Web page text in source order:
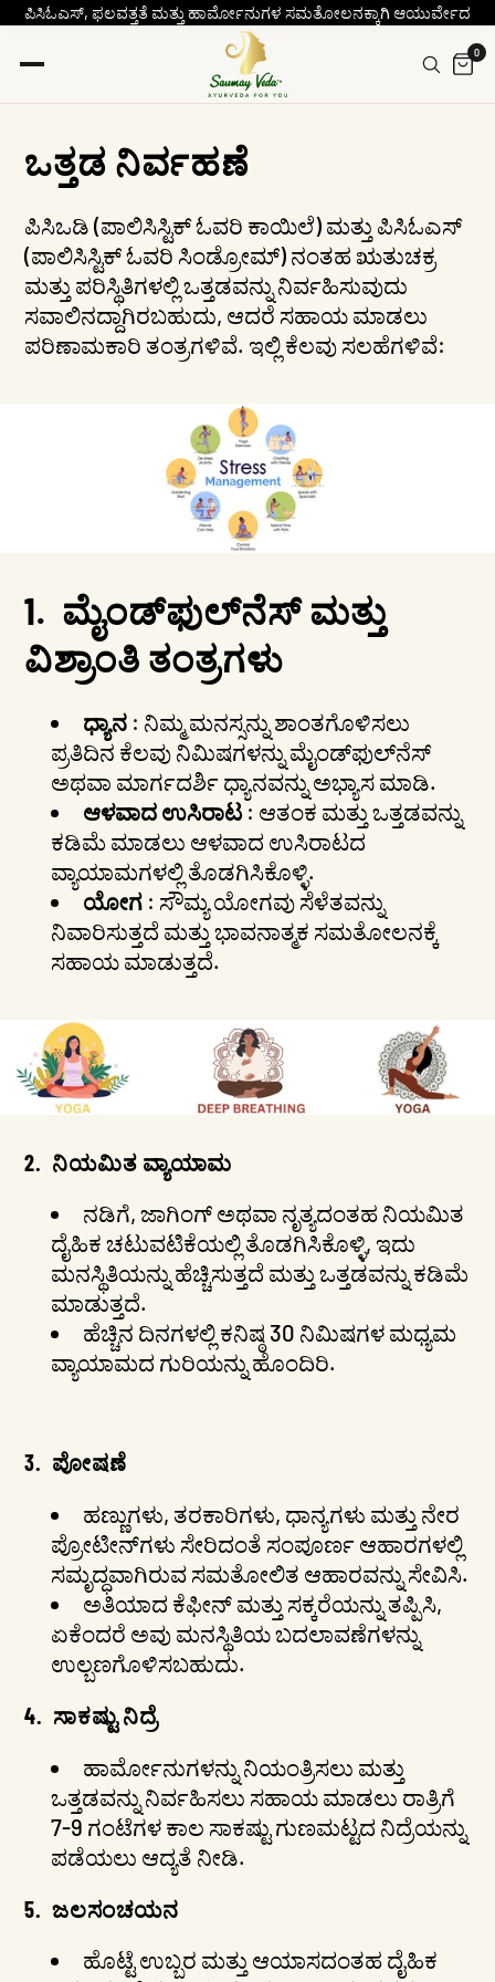
ಪಿಸಿಓಎಸ್, ಫಲವತ್ತತೆ ಮತ್ತು ಹಾರ್ಮೋನುಗಳ ಸಮತೋಲನಕ್ಕಾಗಿ ಆಯುರ್ವೇದ
0
ಒತ್ತಡ ನಿರ್ವಹಣೆ
ಪಿಸಿಒಡಿ (ಪಾಲಿಸಿಸ್ಟಿಕ್ ಓವರಿ ಕಾಯಿಲೆ) ಮತ್ತು ಪಿಸಿಓಎಸ್
(ಪಾಲಿಸಿಸ್ಟಿಕ್ ಓವರಿ ಸಿಂಡ್ರೋಮ್) ನಂತಹ ಋತುಚಕ್ರ
ಮತ್ತು ಪರಿಸ್ಥಿತಿಗಳಲ್ಲಿ ಒತ್ತಡವನ್ನು ನಿರ್ವಹಿಸುವುದು
ಸವಾಲಿನದ್ದಾಗಿರಬಹುದು, ಆದರೆ ಸಹಾಯ ಮಾಡಲು
ಪರಿಣಾಮಕಾರಿ ತಂತ್ರಗಳಿವೆ. ಇಲ್ಲಿ ಕೆಲವು ಸಲಹೆಗಳಿವೆ:
1. ಮೈಂಡ್‌ಫುಲ್‌ನೆಸ್ ಮತ್ತು
ವಿಶ್ರಾಂತಿ ತಂತ್ರಗಳು
ಧ್ಯಾನ: ನಿಮ್ಮ ಮನಸ್ಸನ್ನು ಶಾಂತಗೊಳಿಸಲು
ಪ್ರತಿದಿನ ಕೆಲವು ನಿಮಿಷಗಳನ್ನು ಮೈಂಡ್‌ಫುಲ್‌ನೆಸ್
ಅಥವಾ ಮಾರ್ಗದರ್ಶಿ ಧ್ಯಾನವನ್ನು ಅಭ್ಯಾಸ ಮಾಡಿ.
ಆಳವಾದ ಉಸಿರಾಟ: ಆತಂಕ ಮತ್ತು ಒತ್ತಡವನ್ನು
ಕಡಿಮೆ ಮಾಡಲು ಆಳವಾದ ಉಸಿರಾಟದ
ವ್ಯಾಯಾಮಗಳಲ್ಲಿ ತೊಡಗಿಸಿಕೊಳ್ಳಿ.
ಯೋಗ: ಸೌಮ್ಯ ಯೋಗವು ಸೆಳೆತವನ್ನು
ನಿವಾರಿಸುತ್ತದೆ ಮತ್ತು ಭಾವನಾತ್ಮಕ ಸಮತೋಲನಕ್ಕೆ
ಸಹಾಯ ಮಾಡುತ್ತದೆ.
2. ನಿಯಮಿತ ವ್ಯಾಯಾಮ
ನಡಿಗೆ, ಜಾಗಿಂಗ್ ಅಥವಾ ನೃತ್ಯದಂತಹ ನಿಯಮಿತ
ದೈಹಿಕ ಚಟುವಟಿಕೆಯಲ್ಲಿ ತೊಡಗಿಸಿಕೊಳ್ಳಿ, ಇದು
ಮನಸ್ಥಿತಿಯನ್ನು ಹೆಚ್ಚಿಸುತ್ತದೆ ಮತ್ತು ಒತ್ತಡವನ್ನು ಕಡಿಮೆ
ಮಾಡುತ್ತದೆ.
ಹೆಚ್ಚಿನ ದಿನಗಳಲ್ಲಿ ಕನಿಷ್ಠ 30 ನಿಮಿಷಗಳ ಮಧ್ಯಮ
ವ್ಯಾಯಾಮದ ಗುರಿಯನ್ನು ಹೊಂದಿರಿ.
3. ಪೋಷಣೆ
ಹಣ್ಣುಗಳು, ತರಕಾರಿಗಳು, ಧಾನ್ಯಗಳು ಮತ್ತು ನೇರ
ಪ್ರೋಟೀನ್‌ಗಳು ಸೇರಿದಂತೆ ಸಂಪೂರ್ಣ ಆಹಾರಗಳಲ್ಲಿ
ಸಮೃದ್ಧವಾಗಿರುವ ಸಮತೋಲಿತ ಆಹಾರವನ್ನು ಸೇವಿಸಿ.
ಅತಿಯಾದ ಕೆಫೀನ್ ಮತ್ತು ಸಕ್ಕರೆಯನ್ನು ತಪ್ಪಿಸಿ,
ಏಕೆಂದರೆ ಅವು ಮನಸ್ಥಿತಿಯ ಬದಲಾವಣೆಗಳನ್ನು
ಉಲ್ಬಣಗೊಳಿಸಬಹುದು.
4. ಸಾಕಷ್ಟು ನಿದ್ರೆ
ಹಾರ್ಮೋನುಗಳನ್ನು ನಿಯಂತ್ರಿಸಲು ಮತ್ತು
ಒತ್ತಡವನ್ನು ನಿರ್ವಹಿಸಲು ಸಹಾಯ ಮಾಡಲು ರಾತ್ರಿಗೆ
7-9 ಗಂಟೆಗಳ ಕಾಲ ಸಾಕಷ್ಟು ಗುಣಮಟ್ಟದ ನಿದ್ರೆಯನ್ನು
ಪಡೆಯಲು ಆದ್ಯತೆ ನೀಡಿ.
5.ಜಲಸಂಚಯನ
ಹೊಟ್ಟೆ ಉಬ್ಬರ ಮತ್ತು ಆಯಾಸದಂತಹ ದೈಹಿಕ